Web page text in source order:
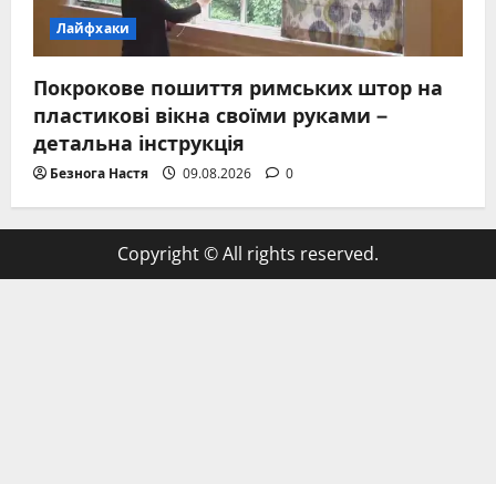
Лайфхаки
Покрокове пошиття римських штор на
пластикові вікна своїми руками –
детальна інструкція
Безнога Настя 09.08.2026 0
Copyright © All rights reserved.